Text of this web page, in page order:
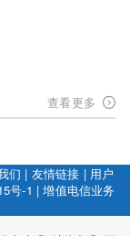
查看更多
们 | 友情链接 | 用户
号-1 |增值电信业务